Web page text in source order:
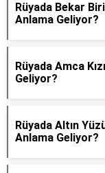
Rüyada Bekar
Anlama Geliyor?
Rüyada Amca
Geliyor?
Rüyada Altın
Anlama Geliyor?